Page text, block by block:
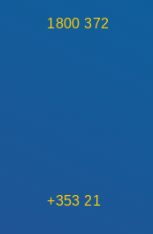
1800 372
+353 21